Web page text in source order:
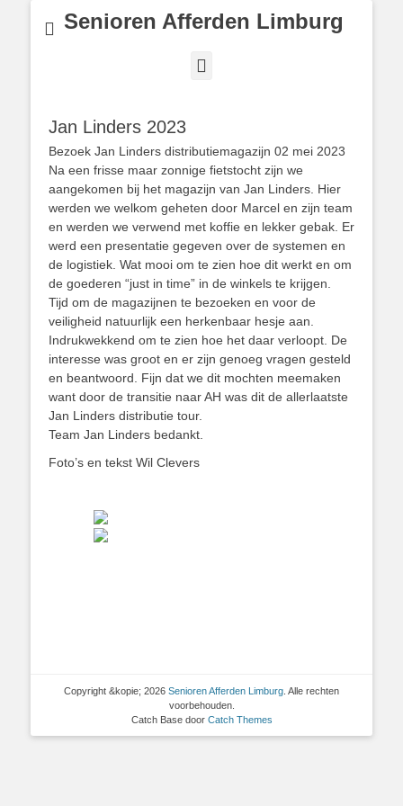
Senioren Afferden Limburg
Jan Linders 2023
Bezoek Jan Linders distributiemagazijn 02 mei 2023
Na een frisse maar zonnige fietstocht zijn we
aangekomen bij het magazijn van Jan Linders. Hier
werden we welkom geheten door Marcel en zijn team
en werden we verwend met koffie en lekker gebak. Er
werd een presentatie gegeven over de systemen en
de logistiek. Wat mooi om te zien hoe dit werkt en om
de goederen “just in time” in de winkels te krijgen.
Tijd om de magazijnen te bezoeken en voor de
veiligheid natuurlijk een herkenbaar hesje aan.
Indrukwekkend om te zien hoe het daar verloopt. De
interesse was groot en er zijn genoeg vragen gesteld
en beantwoord. Fijn dat we dit mochten meemaken
want door de transitie naar AH was dit de allerlaatste
Jan Linders distributie tour.
Team Jan Linders bedankt.
Foto’s en tekst Wil Clevers
Copyright &kopie; 2026 Senioren Afferden Limburg . Alle rechten
voorbehouden.
Catch Base door Catch Themes